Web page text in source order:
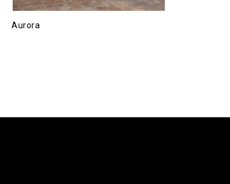
Aurora